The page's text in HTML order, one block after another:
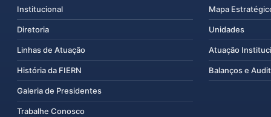
Institucional
Diretoria
Linhas de Atuação
História da FIERN
Galeria de Presidentes
Trabalhe Conosco
Mapa
Unidades
Atuação
Balanços e